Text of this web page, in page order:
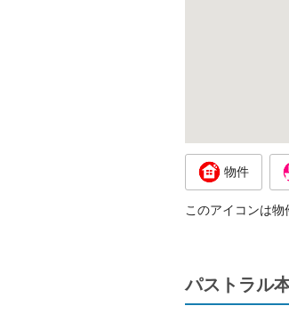
物件
このアイコンは
パストラル